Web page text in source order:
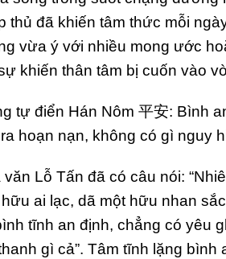
thủ đã khiến tâm thức mỗi
vừa ý với nhiều mong ước
khiến thân tâm bị cuốn vào
tự điển Hán Nôm 平安: Bình
hoạn nạn, không có gì nguy
văn Lỗ Tấn đã có câu nói:
ai lạc, dã một hữu nhan
tĩnh an định, chẳng có yêu
gì cả”. Tâm tĩnh lặng